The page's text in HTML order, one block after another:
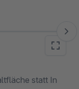
statt In